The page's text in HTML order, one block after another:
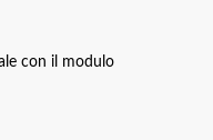
con il modulo